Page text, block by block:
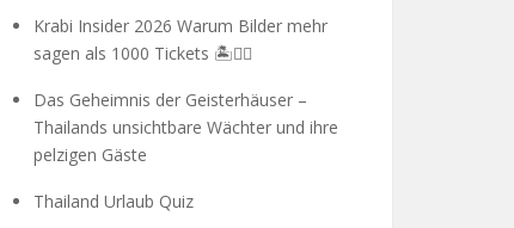
Krabi Insider 2026 Warum Bilder mehr
sagen als 1000 Tickets 🏝️🧗‍♂️
Das Geheimnis der Geisterhäuser –
Thailands unsichtbare Wächter und ihre
pelzigen Gäste
Thailand Urlaub Quiz